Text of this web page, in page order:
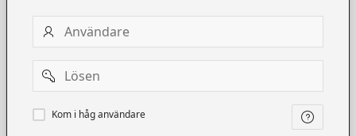
Användare
Password
Kom
i
Kom i håg användare